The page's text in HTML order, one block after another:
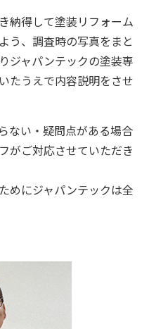
納得して塗装リフォーム
う、調査時の写真をまと
ジャパンテックの塗装専
たうえで内容説明をさせ
ない・疑問点がある場合
がご対応させていただき
めにジャパンテックは全